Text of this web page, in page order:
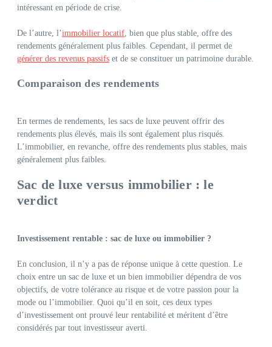
intéressant en période de crise.
De l’autre, l’immobilier locatif , bien que plus stable, offre des
rendements généralement plus faibles. Cependant, il permet de
générer des revenus passifs et de se constituer un patrimoine durable.
Comparaison des rendements
En termes de rendements, les sacs de luxe peuvent offrir des
rendements plus élevés, mais ils sont également plus risqués.
L’immobilier, en revanche, offre des rendements plus stables, mais
généralement plus faibles.
Sac de luxe versus immobilier : le
verdict
Investissement rentable : sac de luxe ou immobilier ?
En conclusion, il n’y a pas de réponse unique à cette question. Le
choix entre un sac de luxe et un bien immobilier dépendra de vos
objectifs, de votre tolérance au risque et de votre passion pour la
mode ou l’immobilier. Quoi qu’il en soit, ces deux types
d’investissement ont prouvé leur rentabilité et méritent d’être
considérés par tout investisseur averti.